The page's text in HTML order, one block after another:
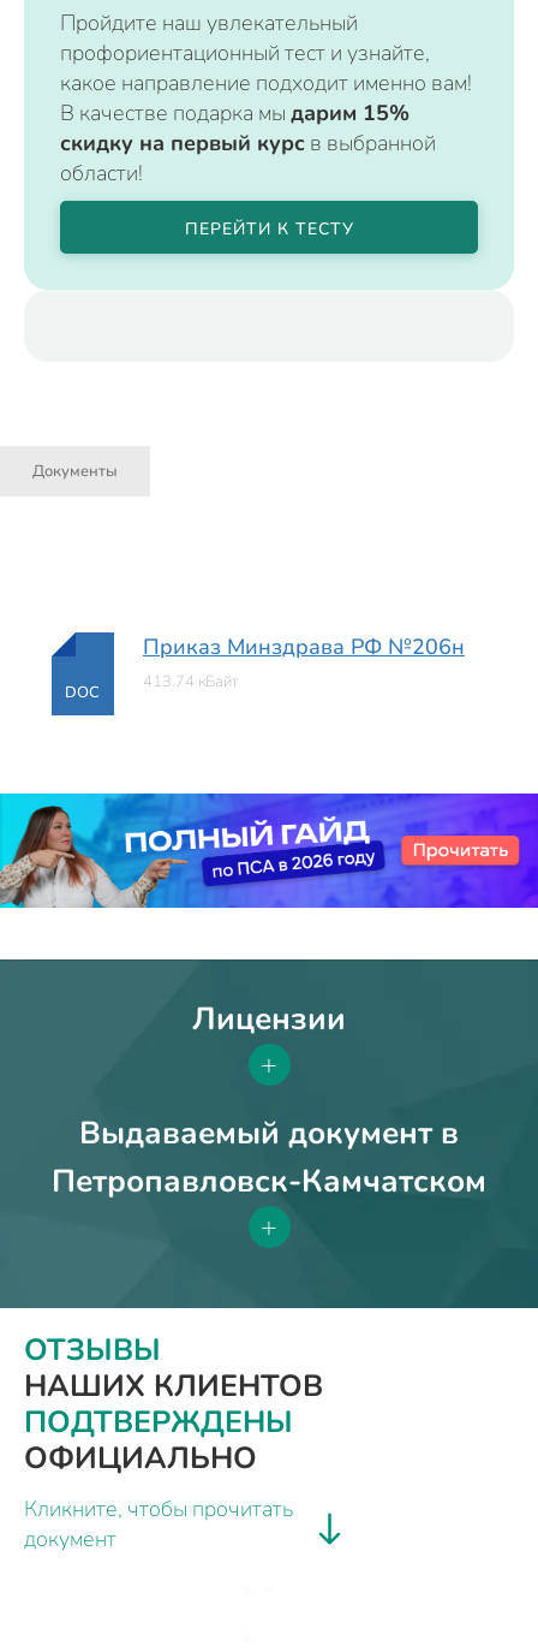
Пройдите наш увлекательный
профориентационный тест и узнайте,
какое направление подходит именно вам!
В качестве подарка мы дарим 15%
скидку на первый курс в выбранной
области!
ПЕРЕЙТИ К ТЕСТУ
Документы
DOC
Приказ Минздрава РФ №206н
413.74 кБайт
Лицензии
+
Выдаваемый документ в
Петропавловск-Камчатском
+
ОТЗЫВЫ
НАШИХ КЛИЕНТОВ
ПОДТВЕРЖДЕНЫ
ОФИЦИАЛЬНО
Кликните, чтобы прочитать
документ